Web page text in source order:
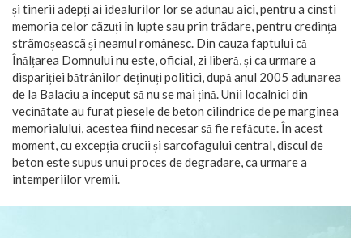
și tinerii adepți ai idealurilor lor se adunau aici, pentru a cinsti
memoria celor cãzuți în lupte sau prin trãdare, pentru credința
strãmoșeascã și neamul românesc. Din cauza faptului că
Înălțarea Domnului nu este, oficial, zi liberă, și ca urmare a
dispariției bătrânilor deținuți politici, după anul 2005 adunarea
de la Balaciu a început să nu se mai țină. Unii localnici din
vecinătate au furat piesele de beton cilindrice de pe marginea
memorialului, acestea fiind necesar să fie refăcute. În acest
moment, cu excepția crucii și sarcofagului central, discul de
beton este supus unui proces de degradare, ca urmare a
intemperiilor vremii.